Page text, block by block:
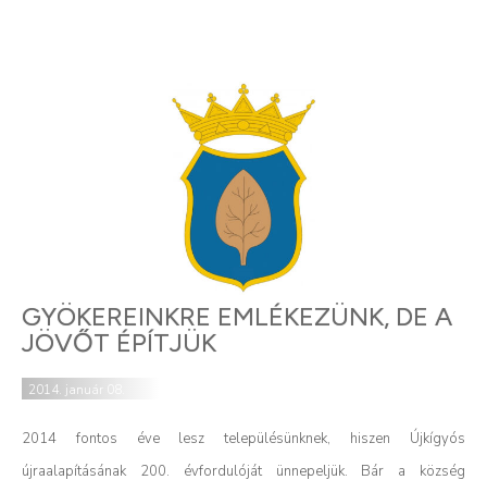
GYÖKEREINKRE EMLÉKEZÜNK, DE A
JÖVŐT ÉPÍTJÜK
2014. január 08.
2014 fontos éve lesz településünknek, hiszen Újkígyós
újraalapításának 200. évfordulóját ünnepeljük. Bár a község